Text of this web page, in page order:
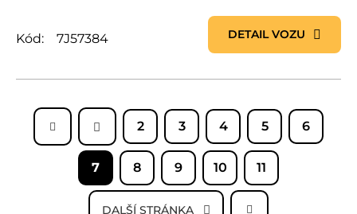
Kód: 7J57384 DETAIL VOZU
2 3 4 5 6
7 8 9 10 11
DALŠÍ STRÁNKA